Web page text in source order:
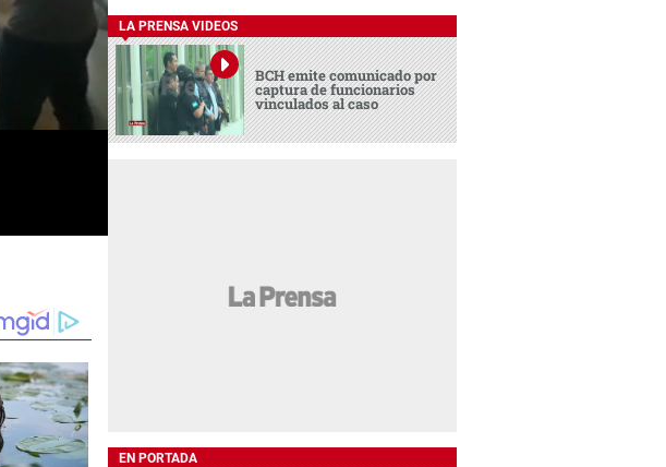
LA PRENSA VIDEOS
BCH emite comunicado por
captura de funcionarios
vinculados al caso
EN PORTADA